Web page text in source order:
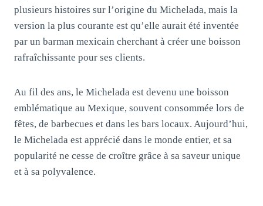
plusieurs histoires sur l’origine du Michelada, mais la
version la plus courante est qu’elle aurait été inventée
par un barman mexicain cherchant à créer une boisson
rafraîchissante pour ses clients.
Au fil des ans, le Michelada est devenu une boisson
emblématique au Mexique, souvent consommée lors de
fêtes, de barbecues et dans les bars locaux. Aujourd’hui,
le Michelada est apprécié dans le monde entier, et sa
popularité ne cesse de croître grâce à sa saveur unique
et à sa polyvalence.